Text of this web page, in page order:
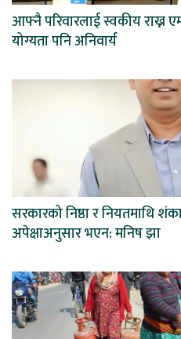
आफ्नै परिवारलाई स्वकीय राख्न
योग्यता पनि अनिवार्य
सरकारको निष्ठा र नियतमाथि
अपेक्षाअनुसार भएन: मनिष झा